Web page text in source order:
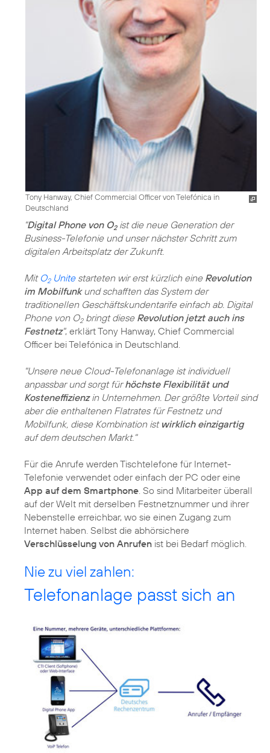
Tony Hanway, Chief Commercial Officer von Telefónica in
Deutschland
"Digital Phone von O2ist die neue Generation der
Business-Telefonie und unser nächster Schritt zum
digitalen Arbeitsplatz der Zukunft.
Mit O2Unitestarteten wir erst kürzlich eine Revolution
im Mobilfunkund schafften das System der
traditionellen Geschäftskundentarife einfach ab. Digital
Phone von O2bringt diese Revolution jetzt auch ins
Festnetz", erklärt Tony Hanway, Chief Commercial
Officer bei Telefónica in Deutschland.
"Unsere neue Cloud-Telefonanlage ist individuell
anpassbar und sorgt fürhöchste Flexibilität und
Kosteneffizienzin Unternehmen. Der größte Vorteil sind
aber die enthaltenen Flatrates für Festnetz und
Mobilfunk, diese Kombination ist wirklich einzigartig
auf dem deutschen Markt."
Für die Anrufe werden Tischtelefone für Internet-
Telefonie verwendet oder einfach der PC oder eine
App auf dem Smartphone . So sind Mitarbeiter überall
auf der Welt mit derselben Festnetznummer und ihrer
Nebenstelle erreichbar, wo sie einen Zugang zum
Internet haben. Selbst die abhörsichere
Verschlüsselung von Anrufen ist bei Bedarf möglich.
Nie zu viel zahlen:
Telefonanlage passt sich an